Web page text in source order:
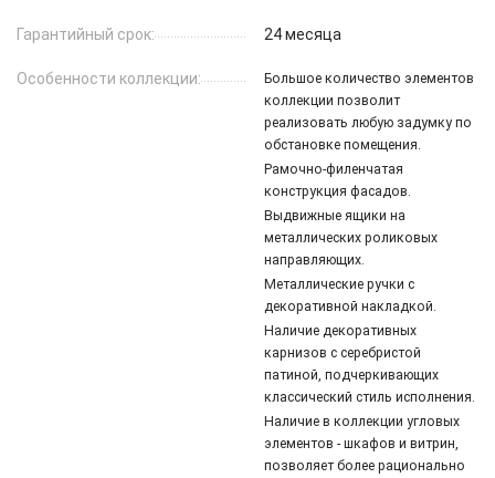
Гарантийный срок: 24 месяца
Особенности коллекции:
Большое количество элементов
коллекции позволит
реализовать любую задумку по
обстановке помещения.
Рамочно-филенчатая
конструкция фасадов.
Выдвижные ящики на
металлических роликовых
направляющих.
Металлические ручки с
декоративной накладкой.
Наличие декоративных
карнизов с серебристой
патиной, подчеркивающих
классический стиль исполнения.
Наличие в коллекции угловых
элементов - шкафов и витрин,
позволяет более рационально